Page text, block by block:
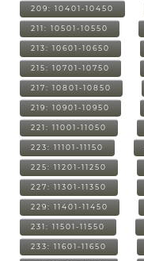
209: 10401-10450
211: 10501-10550
213: 10601-10650
215: 10701-10750
217: 10801-10850
219: 10901-10950
221: 11001-11050
223: 11101-11150
225: 11201-11250
227: 11301-11350
229: 11401-11450
231: 11501-11550
233: 11601-11650